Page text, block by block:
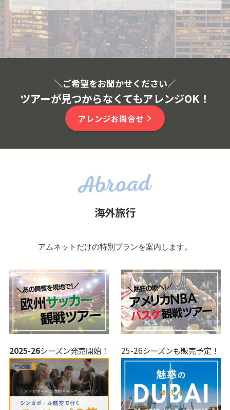
＼ご希望をお聞かせください／
ツアーが見つからなくてもアレンジOK！
アレンジお問合せ
海外旅行
アムネットだけの特別プランを案内します。
2025-26シーズン発売開始！ 25-26シーズンも販売予定！